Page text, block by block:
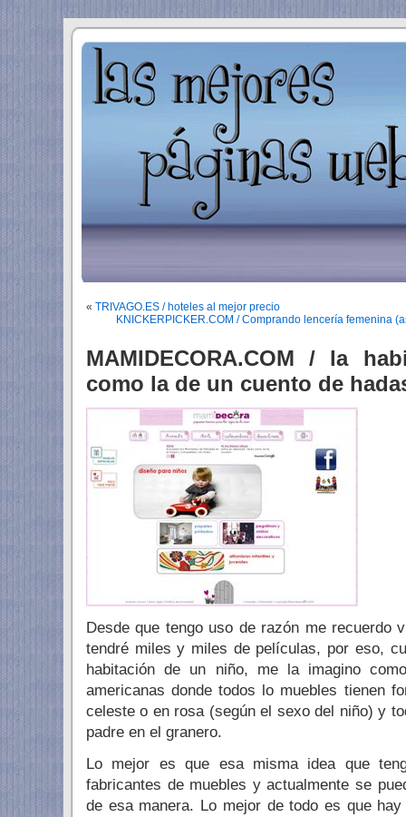
« TRIVAGO.ES / hoteles al mejor precio
KNICKERPICKER.COM / Comprando lencería femenina
MAMIDECORA.COM / la
como la de un cuento de
Desde que tengo uso de razón me recuerdo
tendré miles y miles de películas, por eso,
habitación de un niño, me la imagino
americanas donde todos lo muebles tienen
celeste o en rosa (según el sexo del niño) y
padre en el granero.
Lo mejor es que esa misma idea que
fabricantes de muebles y actualmente se
de esa manera. Lo mejor de todo es que